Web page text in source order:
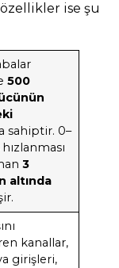
ise şu
500
sahiptir. 0–
3
altında
kanallar,
girişleri,